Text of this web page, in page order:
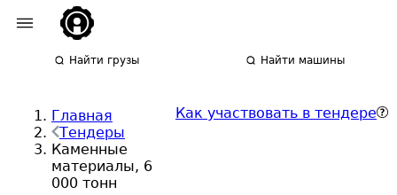
Найти грузы Найти машины
Главная
Тендеры
Каменные
материалы, 6
000 тонн
Как участвовать в тендере